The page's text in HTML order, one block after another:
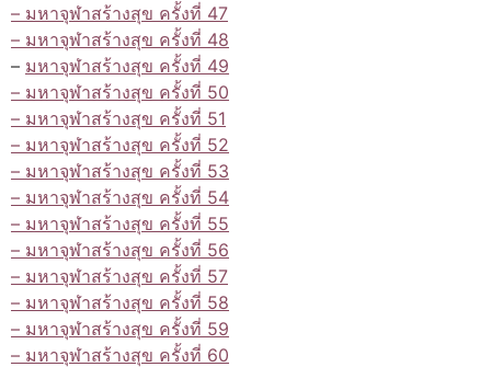
– มหาจุฬาสร้างสุข ครั้งที่ 47
– มหาจุฬาสร้างสุข ครั้งที่ 48
– มหาจุฬาสร้างสุข ครั้งที่ 49
– มหาจุฬาสร้างสุข ครั้งที่ 50
– มหาจุฬาสร้างสุข ครั้งที่ 51
– มหาจุฬาสร้างสุข ครั้งที่ 52
– มหาจุฬาสร้างสุข ครั้งที่ 53
– มหาจุฬาสร้างสุข ครั้งที่ 54
– มหาจุฬาสร้างสุข ครั้งที่ 55
– มหาจุฬาสร้างสุข ครั้งที่ 56
– มหาจุฬาสร้างสุข ครั้งที่ 57
– มหาจุฬาสร้างสุข ครั้งที่ 58
– มหาจุฬาสร้างสุข ครั้งที่ 59
– มหาจุฬาสร้างสุข ครั้งที่ 60